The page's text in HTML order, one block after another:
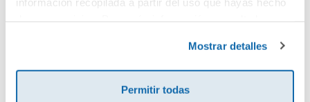
Mostrar detalles
Permitir todas